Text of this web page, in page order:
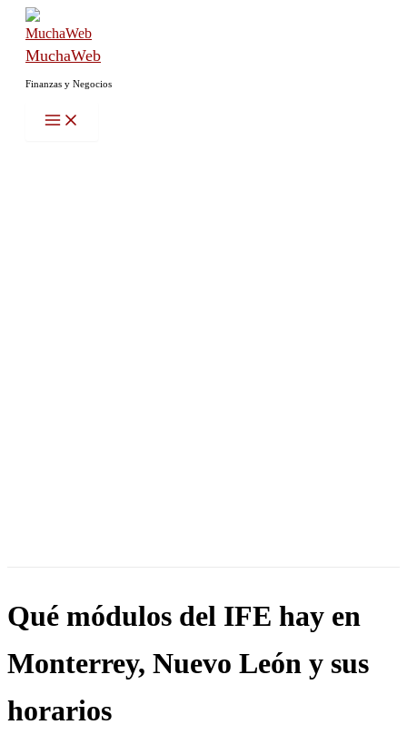
contenido
MuchaWeb
Finanzas y Negocios
Qué módulos del IFE hay en
Monterrey, Nuevo León y sus
horarios